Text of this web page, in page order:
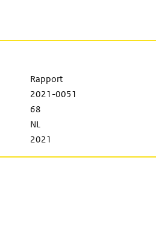
Rapport
2021-0051
68
NL
2021